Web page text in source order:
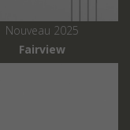
Nouveau 2025
Fairview